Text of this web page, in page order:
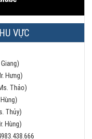
VỰC
Hưng)
Thảo)
Thủy)
Hùng)
983.438.666